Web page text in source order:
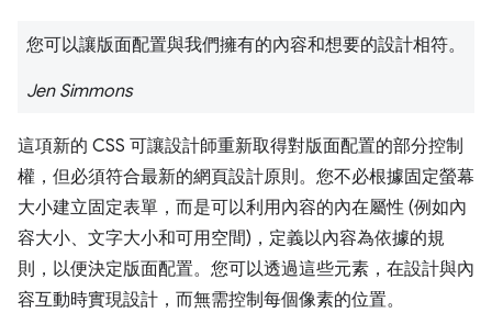
您可以讓版面配置與我們擁有的內容和想要的設計相符。
Jen Simmons
這項新的 CSS 可讓設計師重新取得對版面配置的部分控制
權，但必須符合最新的網頁設計原則。您不必根據固定螢幕
大小建立固定表單，而是可以利用內容的內在屬性 (例如內
容大小、文字大小和可用空間)，定義以內容為依據的規
則，以便決定版面配置。您可以透過這些元素，在設計與內
容互動時實現設計，而無需控制每個像素的位置。